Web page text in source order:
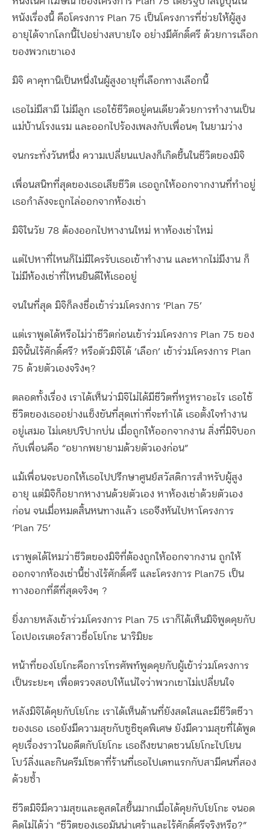
หนังเรื่องนี้ คือโครงการ Plan 75 เป็นโครงการที่ช่วยให้ผู้สูง
อายุได้จากโลกนี้ไปอย่างสบายใจ อย่างมีศักดิ์ศรี ด้วยการเลือก
ของพวกเขาเอง
มิจิ คาคุทานิเป็นหนึ่งในผู้สูงอายุที่เลือกทางเลือกนี้
เธอไม่มีสามี ไม่มีลูก เธอใช้ชีวิตอยู่คนเดียวด้วยการทำงานเป็น
แม่บ้านโรงแรม และออกไปร้องเพลงกับเพื่อนๆ ในยามว่าง
จนกระทั่งวันหนึ่ง ความเปลี่ยนแปลงก็เกิดขึ้นในชีวิตของมิจิ
เพื่อนสนิทที่สุดของเธอเสียชีวิต เธอถูกให้ออกจากงานที่ทำอยู่
เธอกำลังจะถูกไล่ออกจากห้องเช่า
มิจิในวัย 78 ต้องออกไปหางานใหม่ หาห้องเช่าใหม่
แต่ไปหาที่ไหนก็ไม่มีใครรับเธอเข้าทำงาน และหากไม่มีงาน ก็
ไม่มีห้องเช่าที่ไหนยินดีให้เธออยู่
จนในที่สุด มิจิก็ลงชื่อเข้าร่วมโครงการ ‘Plan 75’
แต่เราพูดได้หรือไม่ว่าชีวิตก่อนเข้าร่วมโครงการ Plan 75 ของ
มิจินั้นไร้ศักดิ์ศรี? หรือตัวมิจิได้ ‘เลือก’ เข้าร่วมโครงการ Plan
75 ด้วยตัวเองจริงๆ?
ตลอดทั้งเรื่อง เราได้เห็นว่ามิจิไม่ได้มีชีวิตที่หรูหราอะไร เธอใช้
ชีวิตของเธออย่างแข็งขันที่สุดเท่าที่จะทำได้ เธอตั้งใจทำงาน
อยู่เสมอ ไม่เคยปริปากบ่น เมื่อถูกให้ออกจากงาน สิ่งที่มิจิบอก
กับเพื่อนคือ “อยากพยายามด้วยตัวเองก่อน”
แม้เพื่อนจะบอกให้เธอไปปรึกษาศูนย์สวัสดิการสำหรับผู้สูง
อายุ แต่มิจิก็อยากหางานด้วยตัวเอง หาห้องเช่าด้วยตัวเอง
ก่อน จนเมื่อหมดสิ้นหนทางแล้ว เธอจึงหันไปหาโครงการ
‘Plan 75’
เราพูดได้ไหมว่าชีวิตของมิจิที่ต้องถูกให้ออกจากงาน ถูกให้
ออกจากห้องเช่านี้ช่างไร้ศักดิ์ศรี และโครงการ Plan75 เป็น
ทางออกที่ดีที่สุดจริงๆ ?
ยิ่งภายหลังเข้าร่วมโครงการ Plan 75 เราก็ได้เห็นมิจิพูดคุยกับ
โอเปอเรเตอร์สาวชื่อโยโกะ นาริมิยะ
หน้าที่ของโยโกะคือการโทรศัพท์พูดคุยกับผู้เข้าร่วมโครงการ
เป็นระยะๆ เพื่อตรวจสอบให้แน่ใจว่าพวกเขาไม่เปลี่ยนใจ
หลังมิจิได้คุยกับโยโกะ เราได้เห็นด้านที่ยังสดใสและมีชีวิตชีวา
ของเธอ เธอยังมีความสุขกับซูชิชุดพิเศษ ยังมีความสุขที่ได้พูด
คุยเรื่องราวในอดีตกับโยโกะ เธอถึงขนาดชวนโยโกะไปโยน
โบว์ลิ่งและกินครีมโซดาที่ร้านที่เธอไปเดทแรกกับสามีคนที่สอง
ด้วยซ้ำ
ชีวิตมิจิมีความสุขและดูสดใสขึ้นมากเมื่อได้คุยกับโยโกะ จนอด
คิดไม่ได้ว่า “ชีวิตของเธอมันน่าเศร้าและไร้ศักดิ์ศรีจริงหรือ?”